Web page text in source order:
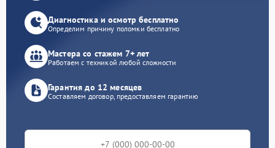
Диагностика и осмотр бесплатно
Определим причину поломки бесплатно
Мастера со стажем 7+ лет
Работаем с техникой любой сложности
Гарантия до 12 месяцев
Составляем договор, предоставляем гарантию